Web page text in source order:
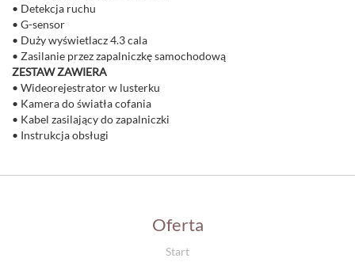
• Detekcja ruchu
• G-sensor
• Duży wyświetlacz 4.3 cala
• Zasilanie przez zapalniczkę samochodową
ZESTAW ZAWIERA
• Wideorejestrator w lusterku
• Kamera do światła cofania
• Kabel zasilający do zapalniczki
• Instrukcja obsługi
Oferta
Start